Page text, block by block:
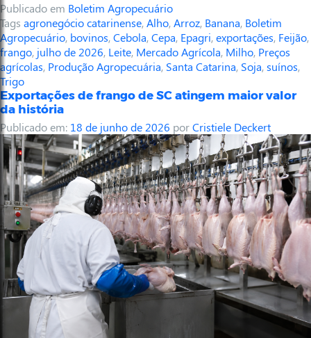
Publicado em Boletim Agropecuário
Tags agronegócio catarinense,Alho,Arroz, Banana, Boletim
Agropecuário, bovinos,Cebola,Cepa, Epagri,exportações, Feijão,
frango, julho de 2026, Leite, Mercado Agrícola, Milho, Preços
agrícolas, Produção Agropecuária, Santa Catarina, Soja,suínos,
Trigo
Exportações de frango de SC atingem maior valor
da história
Publicado em: 18 de junho de 2026 porCristiele Deckert